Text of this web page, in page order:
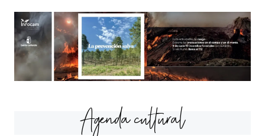
Agenda cultural